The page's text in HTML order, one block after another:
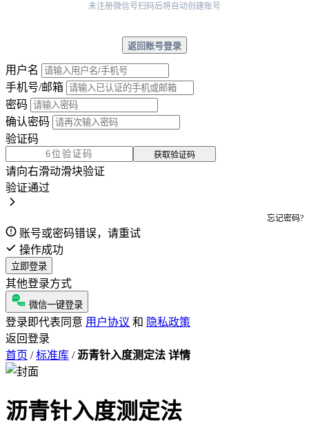
未注册微信号扫码后将自动创建账号
返回账号登录
用户名
手机号/邮箱
密码
确认密码
验证码
获取验证码
请向右滑动滑块验证
验证通过
忘记密码?
账号或密码错误，请重试
操作成功
立即登录
其他登录方式
微信一键登录
登录即代表同意 用户协议 和 隐私政策
返回登录
首页 / 标准库 / 沥青针入度测定法 详情
沥青针入度测定法